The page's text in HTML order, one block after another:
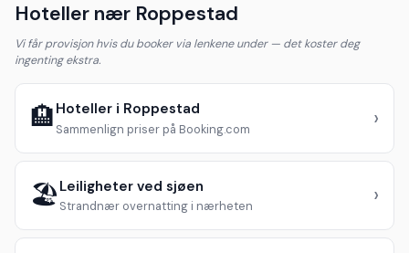
Hoteller nær Roppestad
Vi får provisjon hvis du booker via lenkene under — det koster deg
ingenting ekstra.
🏨 Hoteller i Roppestad
Sammenlign priser på Booking.com ›
🏖️ Leiligheter ved sjøen
Strandnær overnatting i nærheten ›